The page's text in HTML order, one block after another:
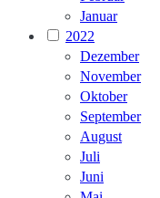
Januar
2022
Dezember
November
Oktober
September
August
Juli
Juni